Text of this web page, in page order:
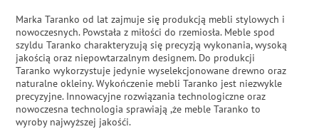
Marka Taranko od lat zajmuje się produkcją mebli stylowych i
nowoczesnych. Powstała z miłości do rzemiosła. Meble spod
szyldu Taranko charakteryzują się precyzją wykonania, wysoką
jakością oraz niepowtarzalnym designem. Do produkcji
Taranko wykorzystuje jedynie wyselekcjonowane drewno oraz
naturalne okleiny. Wykończenie mebli Taranko jest niezwykle
precyzyjne. Innowacyjne rozwiązania technologiczne oraz
nowoczesna technologia sprawiają ,że meble Taranko to
wyroby najwyższej jakośći.